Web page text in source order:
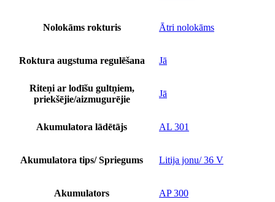
Nolokāms rokturis Ātri nolokāms
Roktura augstuma regulēšana Jā
Riteņi ar lodīšu gultņiem,
priekšējie/aizmugurējie
Jā
Akumulatora lādētājs AL 301
Akumulatora tips/ Spriegums Litija jonu/ 36 V
Akumulators AP 300